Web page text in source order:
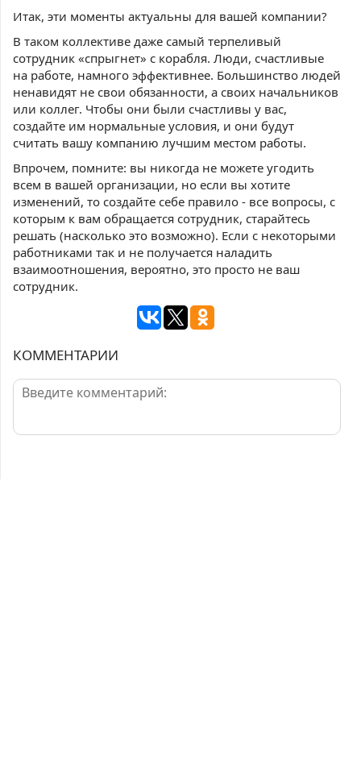
Итак, эти моменты актуальны для вашей компании?
В таком коллективе даже самый терпеливый
сотрудник «спрыгнет» с корабля. Люди, счастливые
на работе, намного эффективнее. Большинство людей
ненавидят не свои обязанности, а своих начальников
или коллег. Чтобы они были счастливы у вас,
создайте им нормальные условия, и они будут
считать вашу компанию лучшим местом работы.
Впрочем, помните: вы никогда не можете угодить
всем в вашей организации, но если вы хотите
изменений, то создайте себе правило - все вопросы, с
которым к вам обращается сотрудник, старайтесь
решать (насколько это возможно). Если с некоторыми
работниками так и не получается наладить
взаимоотношения, вероятно, это просто не ваш
сотрудник.
КОММЕНТАРИИ